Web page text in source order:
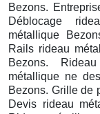
Bezons.
Déblocage
métallique
Rails rideau
Bezons.
métallique ne
Bezons. Grille de
Devis rideau